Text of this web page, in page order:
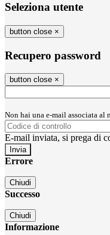
Seleziona utente
button close ×
Recupero password
button close ×
Non hai una e-mail associata al
E-mail inviata, si prega di
Errore
Chiudi
Successo
Chiudi
Informazione